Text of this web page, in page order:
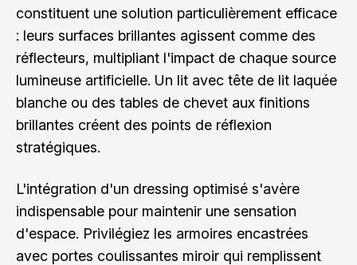
constituent une solution particulièrement efficace
: leurs surfaces brillantes agissent comme des
réflecteurs, multipliant l'impact de chaque source
lumineuse artificielle. Un lit avec tête de lit laquée
blanche ou des tables de chevet aux finitions
brillantes créent des points de réflexion
stratégiques.
L'intégration d'un dressing optimisé s'avère
indispensable pour maintenir une sensation
d'espace. Privilégiez les armoires encastrées
avec portes coulissantes miroir qui remplissent